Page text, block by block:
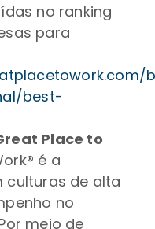
no ranking
para
best-
Place to
é a
culturas de alta
no
meio de